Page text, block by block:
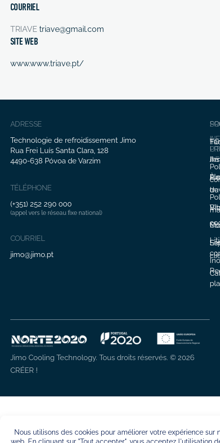
COURRIEL
TRIAVE triave@gmail.com
SITE WEB
www.www.triave.pt/
ADRESSE
Technologie de refroidissement Jimo
Rua Frei Luís Santa Clara, 128
4490-638 Póvoa de Varzim
TÉLÉPHONE
(+351) 252 290 000
(appel vers le réseau fixe national)
COURRIEL
jimo@jimo.pt
A
DE
À
de
Jimo Cooling Technology. Tous droits réservés. © 2026
CRÉER !